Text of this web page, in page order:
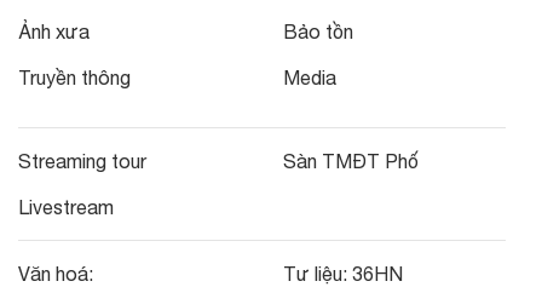
Ảnh xưa
Truyền thông
Bảo tồn
Media
Streaming tour
Livestream
Sàn TMĐT Phố
Văn hoá:
Tư liệu: 36HN